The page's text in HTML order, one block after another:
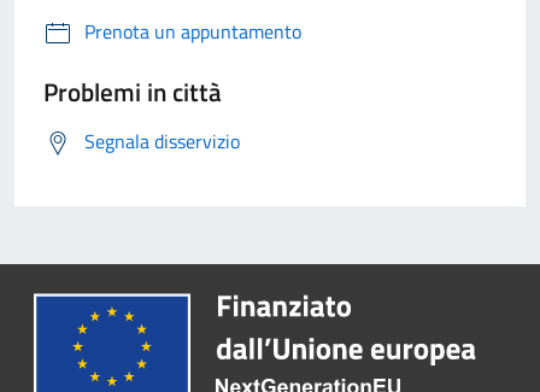
Prenota un appuntamento
Problemi in città
Segnala disservizio